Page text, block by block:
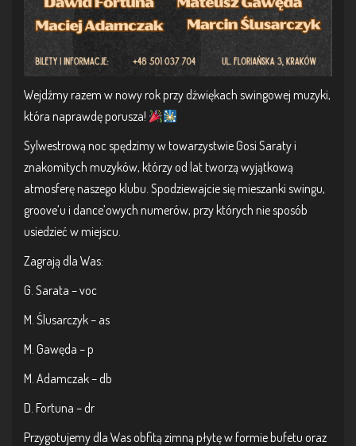
Wejdźmy razem w nowy rok przy dźwiękach swingowej muzyki,
która naprawdę porusza!
Sylwestrową noc spędzimy w towarzystwie Gosi Saraty i
znakomitych muzyków, którzy od lat tworzą wyjątkową
atmosferę naszego klubu. Spodziewajcie się mieszanki swingu,
groove’u i dance’owych numerów, przy których nie sposób
usiedzieć w miejscu.
Zagrają dla Was:
G. Sarata – voc
M. Ślusarczyk – as
M. Gawęda – p
M. Adamczak – db
D. Fortuna – dr
Przygotujemy dla Was obfitą zimną płytę w formie bufetu oraz